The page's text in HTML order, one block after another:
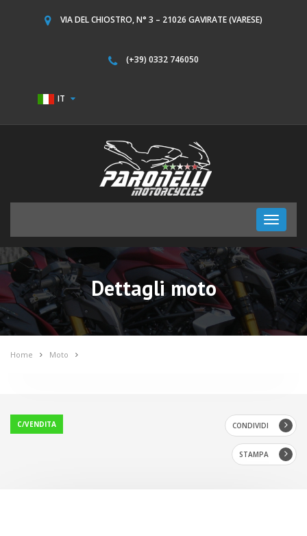
VIA DEL CHIOSTRO, N° 3 – 21026 GAVIRATE (VARESE)
(+39) 0332 746050
IT
Toggle
Dettagli moto
Home Moto
C/VENDITA CONDIVIDI
STAMPA